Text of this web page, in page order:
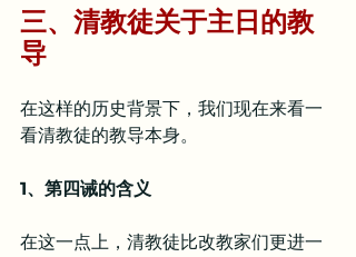
三、清教徒关于主日的教
导
在这样的历史背景下，我们现在来看一
看清教徒的教导本身。
1、第四诫的含义
在这一点上，清教徒比改教家们更进一